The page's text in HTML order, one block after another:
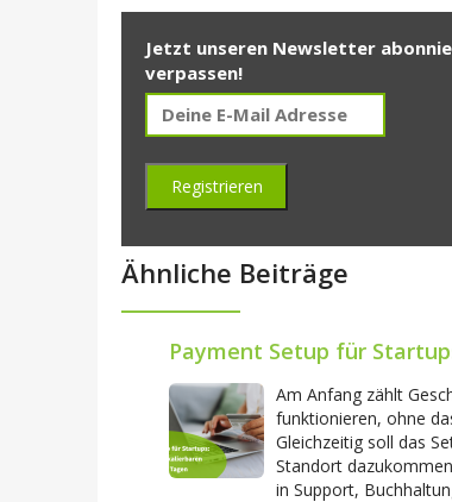
Jetzt unseren Newsletter
verpassen!
Ähnliche Beiträge
Payment Setup für
Am Anfang zählt
funktionieren, ohne
Gleichzeitig soll das
Standort
in Support,